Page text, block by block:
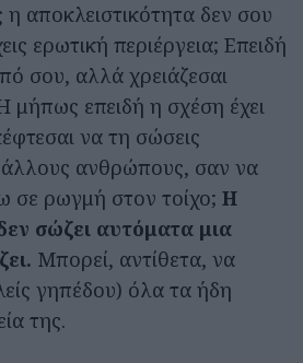
η αποκλειστικότητα δεν σου
ερωτική περιέργεια; Επειδή
σου, αλλά χρειάζεσαι
μήπως επειδή η σχέση έχει
να τη σώσεις
ανθρώπους, σαν να
σε ρωγμή στον τοίχο; Η
σώζει αυτόματα μια
Μπορεί, αντίθετα, να
γηπέδου) όλα τα ήδη
της.